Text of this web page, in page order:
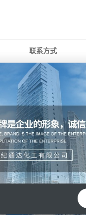
联系方式